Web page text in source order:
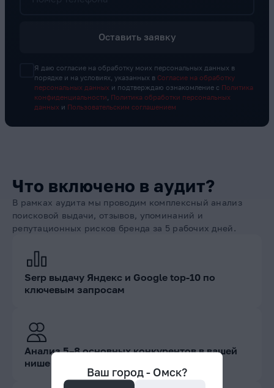
Оставить заявку
Я даю согласие на обработку моих персональных данных в
порядке и на условиях, указанных в Согласие на обработку
персональных данных и подтверждаю ознакомление с Политика
конфиденциальности
Политика обработки персональных
данных и Пользовательским соглашением
Что включено в аудит?
В рамках аудита мы проводим комплексный анализ
поисковой выдачи, отзывов, упоминаний и
репутационных рисков бренда за 5 рабочих дней.
Serp выдачу Яндекс и Google top-10 по
ключевым запросам
Анализ 5–8 основных конкурентов в вашей
нише
Ваш город - Омск?